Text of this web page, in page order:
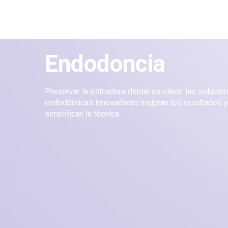
Endodoncia
Preservar la estructura dental es clave: las
endodónticas innovadoras mejoran los resultados y
simplifican la técnica.